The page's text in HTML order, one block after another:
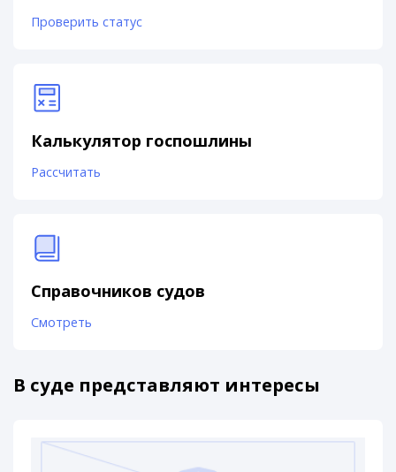
Проверить статус
Калькулятор госпошлины
Рассчитать
Справочников судов
Смотреть
В суде представляют интересы